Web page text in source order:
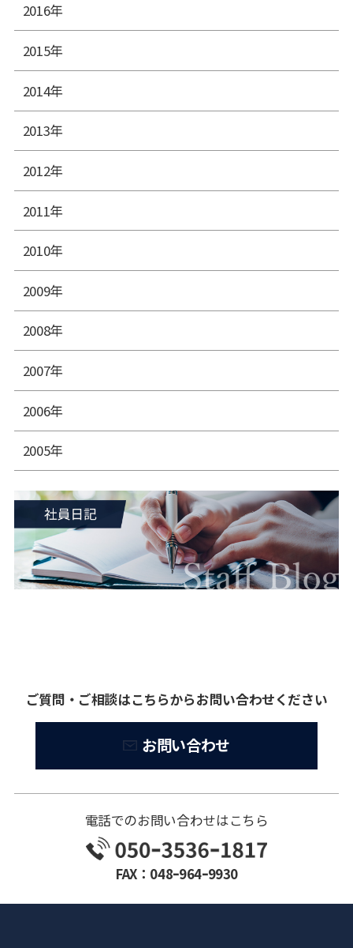
2016年
2015年
2014年
2013年
2012年
2011年
2010年
2009年
2008年
2007年
2006年
2005年
ご質問・ご相談はこちらからお問い合わせください
お問い合わせ
電話でのお問い合わせはこちら
FAX：048ｰ964ｰ9930